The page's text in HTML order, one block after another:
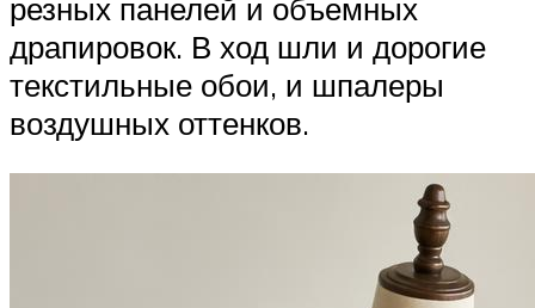
резных панелей и объемных
драпировок. В ход шли и дорогие
текстильные обои, и шпалеры
воздушных оттенков.